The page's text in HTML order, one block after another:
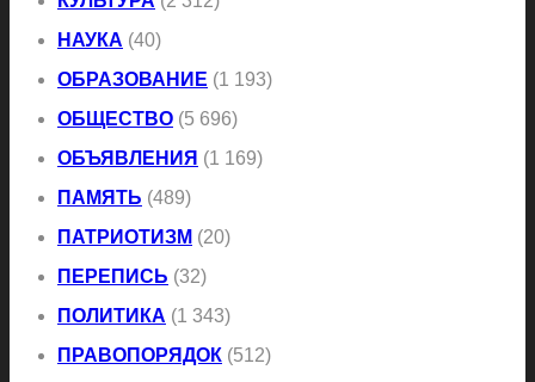
НАУКА (40)
ОБРАЗОВАНИЕ (1 193)
ОБЩЕСТВО (5 696)
ОБЪЯВЛЕНИЯ (1 169)
ПАМЯТЬ (489)
ПАТРИОТИЗМ (20)
ПЕРЕПИСЬ (32)
ПОЛИТИКА (1 343)
ПРАВОПОРЯДОК (512)